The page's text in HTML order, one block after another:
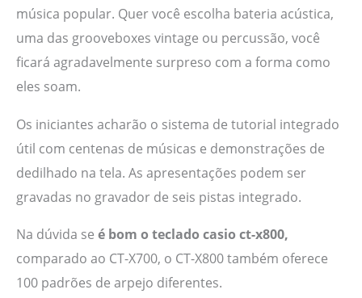
música popular. Quer você escolha bateria acústica,
uma das grooveboxes vintage ou percussão, você
ficará agradavelmente surpreso com a forma como
eles soam.
Os iniciantes acharão o sistema de tutorial integrado
útil com centenas de músicas e demonstrações de
dedilhado na tela. As apresentações podem ser
gravadas no gravador de seis pistas integrado.
Na dúvida se é bom o teclado casio ct-x800,
comparado ao CT-X700, o CT-X800 também oferece
100 padrões de arpejo diferentes.